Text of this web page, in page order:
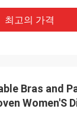
최고의 가격
Bras and
Women'S